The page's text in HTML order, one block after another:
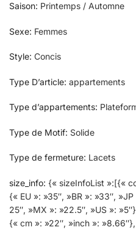
Saison: Printemps / Automne
Sexe: Femmes
Style: Concis
Type D’article: appartements
Type d’appartements:
Type de Motif: Solide
Type de fermeture: Lacets
size_info: {« sizeInfoList »:[{«
{« EU »: »35″, »BR »: »33″,
25″, »MX »: »22.5″, »US »:
{« cm »: »22″, »inch »: